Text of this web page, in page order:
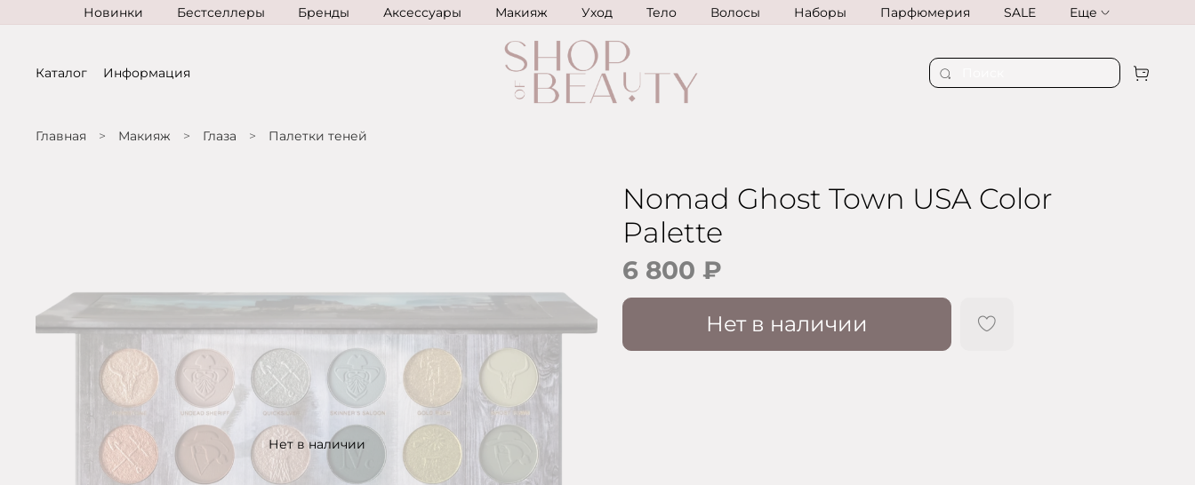
Новинки Бестселлеры Бренды Аксессуары Макияж Уход Тело Волосы Наборы Парфюмерия SALE Еще
Каталог Информация
Главная Макияж Глаза Палетки теней
Нет в наличии
Nomad Ghost Town USA Color
Palette
6 800 ₽
Нет в наличии